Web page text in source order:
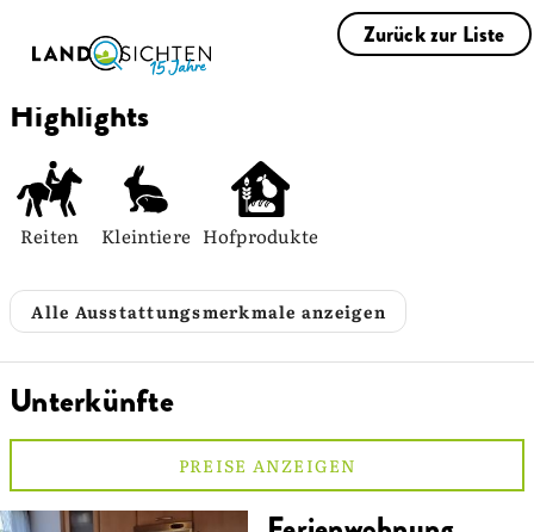
Zurück zur Liste
Highlights
Reiten Kleintiere Hofprodukte
Alle Ausstattungsmerkmale anzeigen
Unterkünfte
PREISE ANZEIGEN